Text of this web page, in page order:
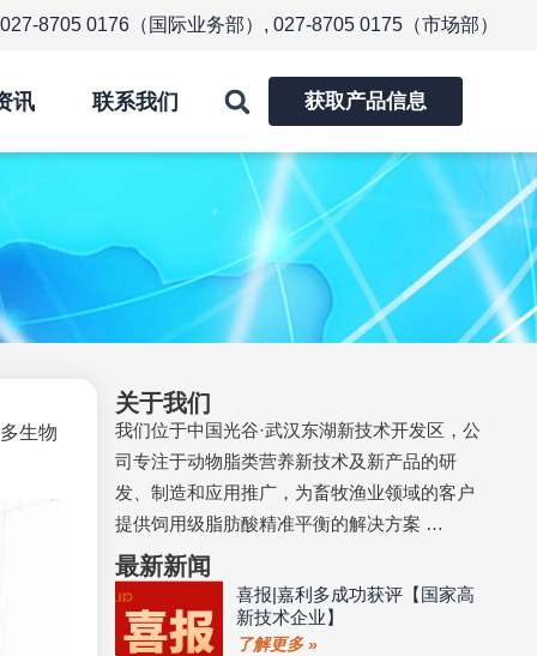
8705 0176（国际业务部）, 027-8705 0175（市场部）
讯 联系我们 Search
获取产品信息
生物
关于我们
我们位于中国光谷·武汉东湖新技术开发区，公
司专注于动物脂类营养新技术及新产品的研
发、制造和应用推广，为畜牧渔业领域的客户
提供饲用级脂肪酸精准平衡的解决方案 …
最新新闻
喜报|嘉利多成功获评【国家高
新技术企业】
了解更多 »